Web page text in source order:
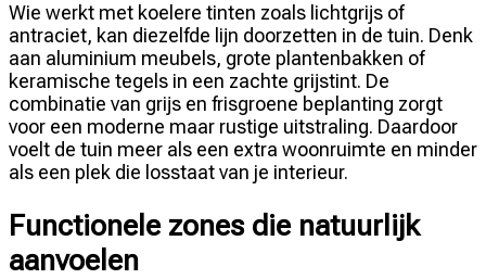
Wie werkt met koelere tinten zoals lichtgrijs of
antraciet, kan diezelfde lijn doorzetten in de tuin. Denk
aan aluminium meubels, grote plantenbakken of
keramische tegels in een zachte grijstint. De
combinatie van grijs en frisgroene beplanting zorgt
voor een moderne maar rustige uitstraling. Daardoor
voelt de tuin meer als een extra woonruimte en minder
als een plek die losstaat van je interieur.
Functionele zones die natuurlijk
aanvoelen